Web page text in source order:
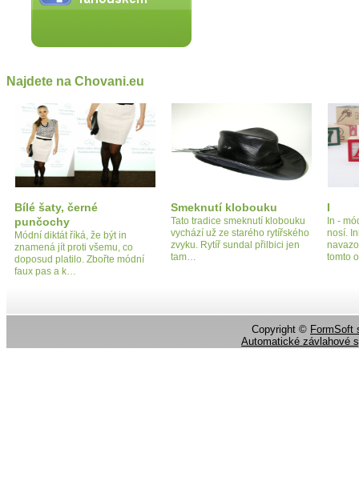
Najdete na Chovani.eu
Bílé šaty, černé
punčochy
Módní diktát říká, že být in
znamená jít proti všemu, co
doposud platilo. Zbořte módní
faux pas a k…
Smeknutí klobouku
Tato tradice smeknutí klobouku
vychází už ze starého rytířského
zvyku. Rytíř sundal přilbici jen
tam…
I
In -
nosí.
tomto
Copyright © FormSoft
Automatické závlahové